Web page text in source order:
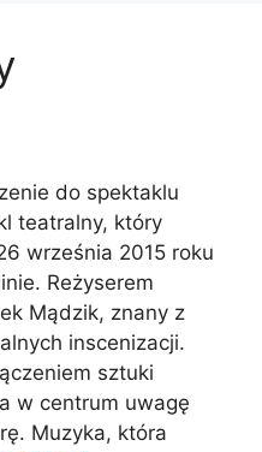
do spektaklu
teatralny, który
września 2015 roku
Reżyserem
Mądzik, znany z
inscenizacji.
sztuki
w centrum uwagę
Muzyka, która